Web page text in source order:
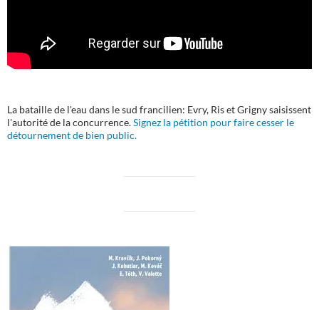
La bataille de l'eau dans le sud francilien: Evry, Ris et Grigny saisissent
l'autorité de la concurrence.Signez la pétition pour faire cesser le
détournement de bien public.